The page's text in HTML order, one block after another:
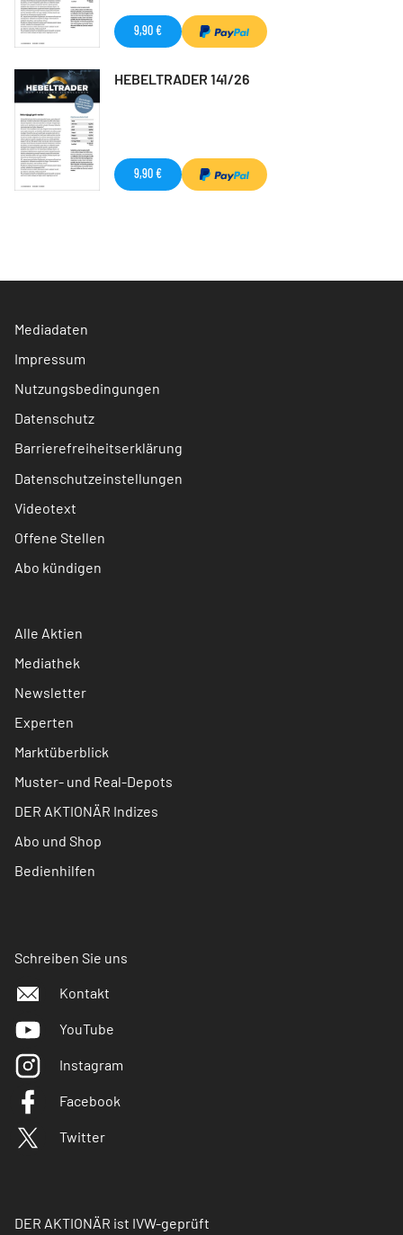
9,90 €
HEBELTRADER 141/26
9,90 €
Mediadaten
Impressum
Nutzungsbedingungen
Datenschutz
Barrierefreiheitserklärung
Datenschutzeinstellungen
Videotext
Offene Stellen
Abo kündigen
Alle Aktien
Mediathek
Newsletter
Experten
Marktüberblick
Muster- und Real-Depots
DER AKTIONÄR Indizes
Abo und Shop
Bedienhilfen
Schreiben Sie uns
Kontakt
YouTube
Instagram
Facebook
Twitter
DER AKTIONÄR ist IVW-geprüft